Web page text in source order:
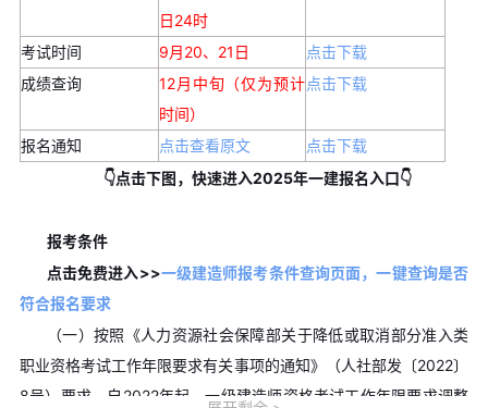
日24时
考试时间 9月20、21日
点击下载
成绩查询
12月中旬（仅为预计
时间）
点击下载
报名通知 点击查看原文
点击下载
👇点击下图，快速进入2025年一建报名入口👇
报考条件
点击免费进入>>一级建造师报考条件查询页面，一键查询是否
符合报名要求
（一）按照《人力资源社会保障部关于降低或取消部分准入类
职业资格考试工作年限要求有关事项的通知》（人社部发〔2022〕
8号）要求，自2022年起，一级建造师资格考试工作年限要求调整